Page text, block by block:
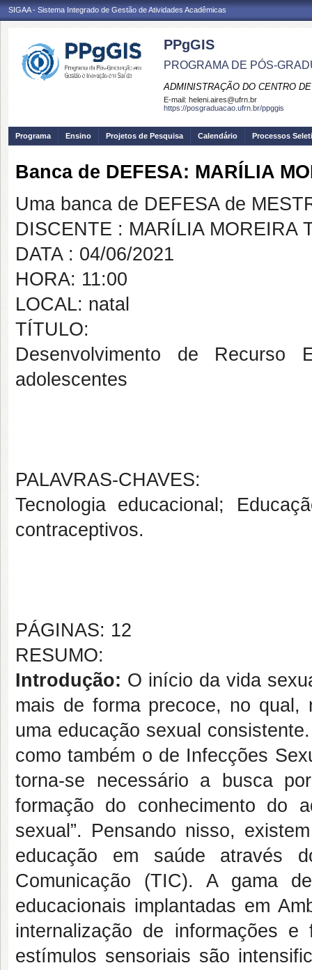
SIGAA - Sistema Integrado de Gestão de Atividades Acadêmicas
PPgGIS
PROGRAMA DE PÓS-
ADMINISTRAÇÃO DO CENTRO
E-mail: heleni.aires@ufrn.br
https://posgraduacao.ufrn.br/ppggis
Programa Ensino Projetos de Pesquisa Calendário Processos
Banca de DEFESA: MARÍLIA
Uma banca de DEFESA de
DISCENTE : MARÍLIA MOREIRA
DATA : 04/06/2021
HORA: 11:00
LOCAL: natal
TÍTULO:
Desenvolvimento de Recurso
adolescentes
PALAVRAS-CHAVES:
Tecnologia educacional;
contraceptivos.
PÁGINAS: 12
RESUMO:
Introdução: O início da vida
mais de forma precoce, no
uma educação sexual
como também o de Infecções
torna-se necessário a busca
formação do conhecimento do
sexual”. Pensando nisso,
educação em saúde através
Comunicação (TIC). A gama
educacionais implantadas em
internalização de informações
estímulos sensoriais são